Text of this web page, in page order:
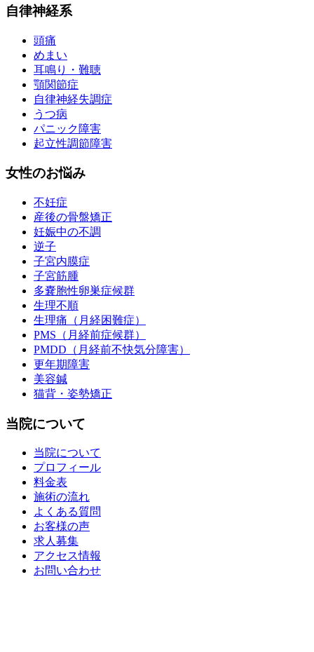
自律神経系
頭痛
めまい
耳鳴り・難聴
顎関節症
自律神経失調症
うつ病
パニック障害
起立性調節障害
女性のお悩み
不妊症
産後の骨盤矯正
妊娠中の不調
逆子
子宮内膜症
子宮筋腫
多嚢胞性卵巣症候群
生理不順
生理痛（月経困難症）
PMS（月経前症候群）
PMDD（月経前不快気分障害）
更年期障害
美容鍼
猫背・姿勢矯正
当院について
当院について
プロフィール
料金表
施術の流れ
よくある質問
お客様の声
求人募集
アクセス情報
お問い合わせ